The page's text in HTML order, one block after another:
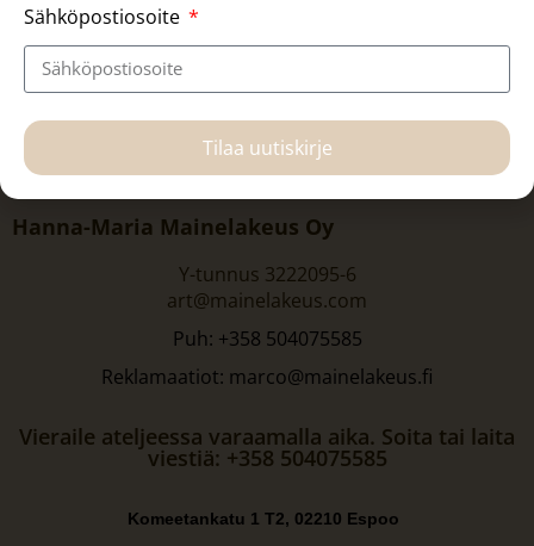
Hanna-Maria Mainelakeus Oy
Y-tunnus 3222095-6
art@mainelakeus.com
Puh: +358 504075585
Reklamaatiot: marco@mainelakeus.fi
Vieraile ateljeessa varaamalla aika. Soita tai laita
viestiä: +358 504075585
Komeetankatu 1 T2, 02210 Espoo
Sähköpostiosoite
Tilaa uutiskirje